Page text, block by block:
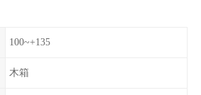
100~+135
木箱